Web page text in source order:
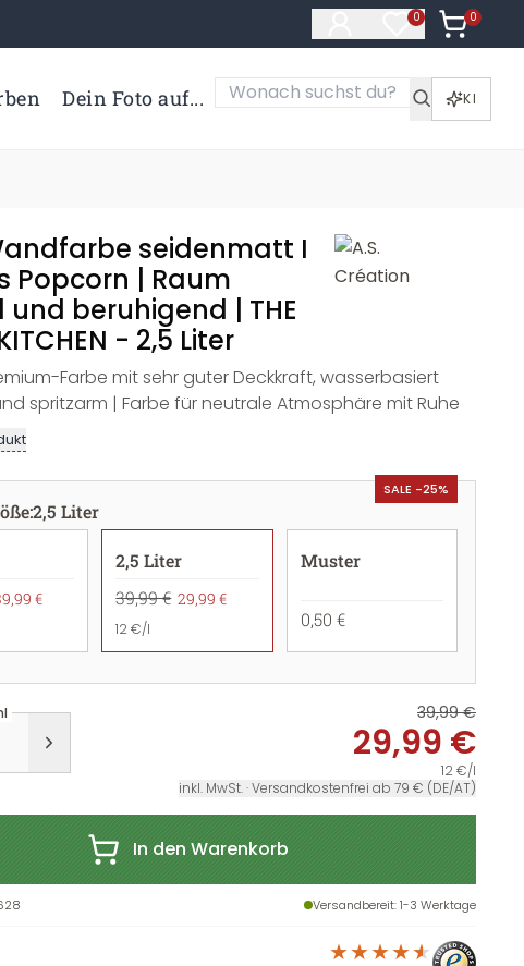
0
Artikel im
0
Artikel
Dein Foto auf... KI
seidenmatt I
Popcorn | Raum
beruhigend | THE
- 2,5 Liter
Farbe mit sehr guter Deckkraft, wasserbasiert
spritzarm | Farbe für neutrale Atmosphäre mit Ruhe
SALE -25%
:2,5 Liter
€
2,5 Liter
39,99 € 29,99 €
12 €/l
Muster
0,50 €
39,99 €
29,99 €
12 €/l
inkl. MwSt. · Versandkostenfrei ab 79 € (DE/AT)
In den Warenkorb
Versandbereit: 1-3 Werktage